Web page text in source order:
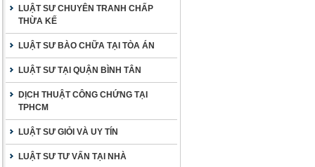
LUẬT SƯ CHUYÊN TRANH CHẤP
THỪA KẾ
LUẬT SƯ BÀO CHỮA TẠI TÒA ÁN
LUẬT SƯ TẠI QUẬN BÌNH TÂN
DỊCH THUẬT CÔNG CHỨNG TẠI
TPHCM
LUẬT SƯ GIỎI VÀ UY TÍN
LUẬT SƯ TƯ VẤN TẠI NHÀ